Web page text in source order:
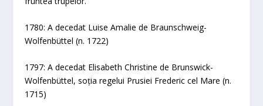
1780: A decedat Luise Amalie de Braunschweig-
Wolfenbüttel (n. 1722)
1797: A decedat Elisabeth Christine de Brunswick-
Wolfenbüttel, soția regelui Prusiei Frederic cel Mare (n.
1715)